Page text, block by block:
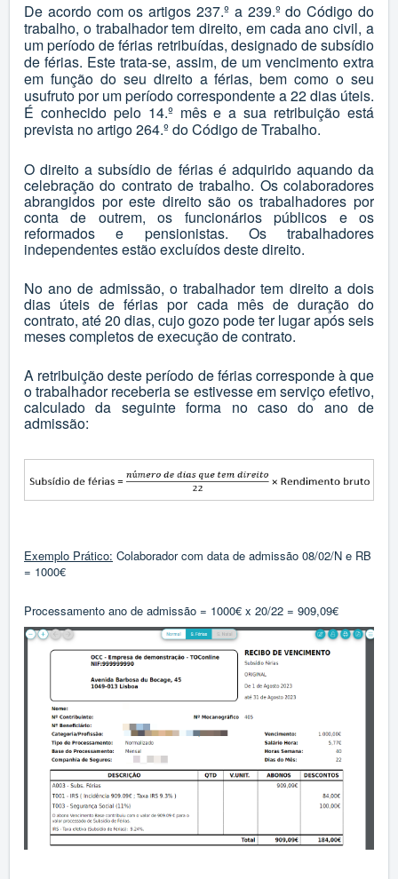
De acordo com os artigos 237.º a 239.ºdo Código do
trabalho, o trabalhador tem direito, em cada ano civil, a
um período de férias retribuídas, designado de subsídio
de férias. Este trata-se, assim, de um vencimento extra
em função do seu direito a férias, bem como o seu
usufruto por um período correspondente a 22 dias úteis.
É conhecido pelo 14.º mês e a sua retribuição está
prevista no artigo264.ºdo Código de Trabalho.
O direito a subsídio de férias é adquirido aquando da
celebração do contrato de trabalho. Os colaboradores
abrangidos por este direito são os trabalhadores por
conta de outrem, os funcionários públicos e os
reformados e pensionistas. Os trabalhadores
independentes estão excluídos deste direito.
No ano de admissão, o trabalhador tem direito a dois
dias úteis de férias por cada mês de duração do
contrato, até 20 dias, cujo gozo pode ter lugar após seis
meses completos de execução de contrato.
A retribuição deste período de férias corresponde à que
o trabalhador receberia se estivesse em serviço efetivo,
calculado da seguinte forma no caso do ano de
admissão:
Exemplo Prático: Colaborador com data de admissão 08/02/N e RB
= 1000€
Processamento ano de admissão = 1000€ x 20/22 = 909,09€